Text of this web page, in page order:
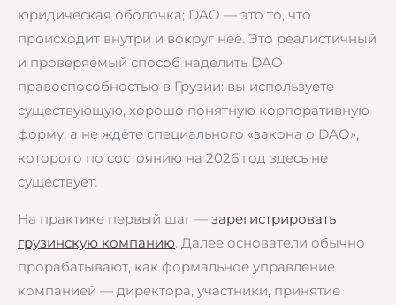
юридическая оболочка; DAO — это то, что
происходит внутри и вокруг неё. Это реалистичный
и проверяемый способ наделить DAO
правоспособностью в Грузии: вы используете
существующую, хорошо понятную корпоративную
форму, а не ждёте специального «закона о DAO»,
которого по состоянию на 2026 год здесь не
существует.
На практике первый шаг — зарегистрировать
грузинскую компанию. Далее основатели обычно
прорабатывают, как формальное управление
компанией — директора, участники, принятие